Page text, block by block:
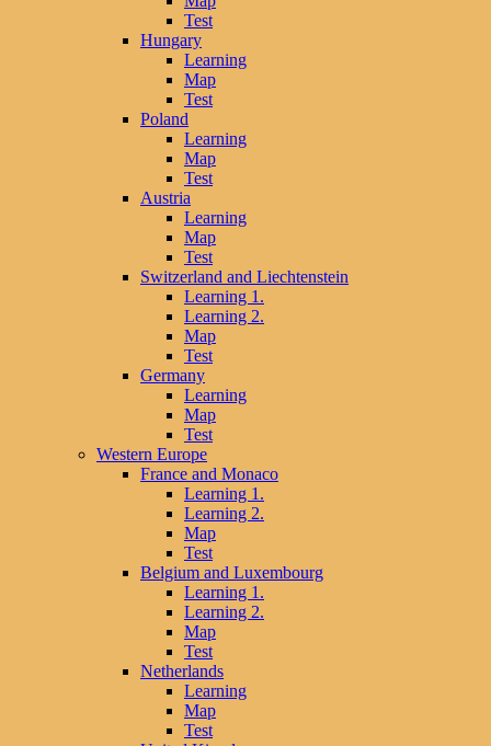
Test
Hungary
Learning
Map
Test
Poland
Learning
Map
Test
Austria
Learning
Map
Test
Switzerland and Liechtenstein
Learning 1.
Learning 2.
Map
Test
Germany
Learning
Map
Test
Western Europe
France and Monaco
Learning 1.
Learning 2.
Map
Test
Belgium and Luxembourg
Learning 1.
Learning 2.
Map
Test
Netherlands
Learning
Map
Test